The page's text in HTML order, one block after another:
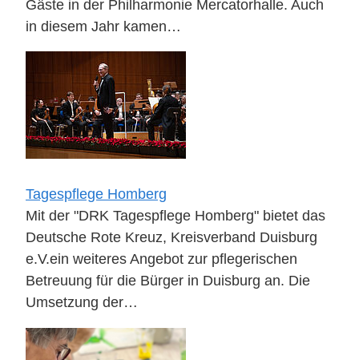
Gäste in der Philharmonie Mercatorhalle. Auch
in diesem Jahr kamen…
Tagespflege Homberg
Mit der "DRK Tagespflege Homberg" bietet das
Deutsche Rote Kreuz, Kreisverband Duisburg
e.V.ein weiteres Angebot zur pflegerischen
Betreuung für die Bürger in Duisburg an. Die
Umsetzung der…